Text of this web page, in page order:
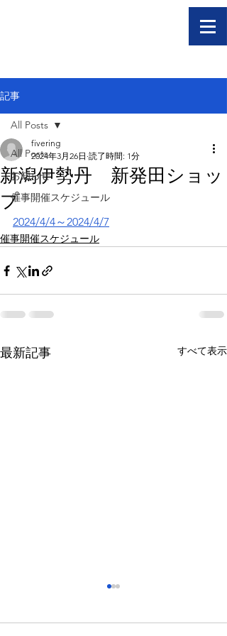
記事
All Posts
お知らせ
催事開催スケジュール
All Posts
新潟伊勢丹 新発田ショッ
プ
fivering
2024年3月26日 読了時間: 1分
2024/4/4～2024/4/7
催事開催スケジュール
最新記事 すべて表示